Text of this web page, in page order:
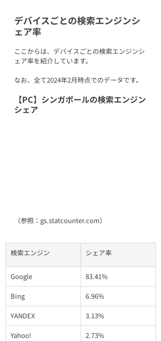
デバイスごとの検索エンジンシ
ェア率
ここからは、デバイスごとの検索エンジンシ
ェア率を紹介しています。
なお、全て2024年2月時点でのデータです。
【PC】シンガポールの検索エンジン
シェア
（参照：gs.statcounter.com）
検索エンジン シェア率
Google 83.41%
Bing 6.96%
YANDEX 3.13%
Yahoo! 2.73%